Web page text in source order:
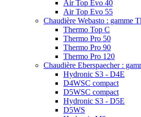
Air Top Evo 40
Air Top Evo 55
Chaudière Webasto : gamme
Thermo Top C
Thermo Pro 50
Thermo Pro 90
Thermo Pro 120
Chaudière Eberspaecher :
Hydronic S3 - D4E
D4WSC compact
D5WSC compact
Hydronic S3 - D5E
D5WS